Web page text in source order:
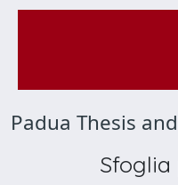
Padua Thesis
Sfoglia